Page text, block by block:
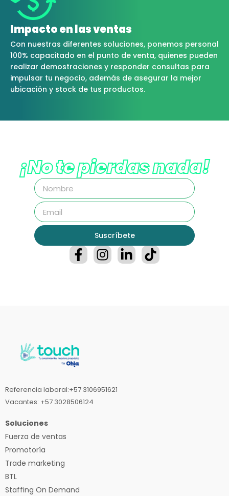
Impacto en las ventas​
Con nuestras diferentes soluciones, ponemos personal
100% capacitado en el punto de venta, quienes pueden
realizar demostraciones y responder consultas para
impulsar tu negocio, además de asegurar la mejor
ubicación y stock de tus productos.
¡No te pierdas nada!
Suscríbete
Referencia laboral:+57 3106951621
Vacantes: +57 3028506124
Soluciones
Fuerza de ventas
Promotoría
Trade marketing
BTL
Staffing On Demand